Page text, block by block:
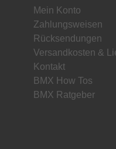
Mein Konto
Zahlungsweisen
Rücksendungen
Versandkosten &
Kontakt
BMX How Tos
BMX Ratgeber